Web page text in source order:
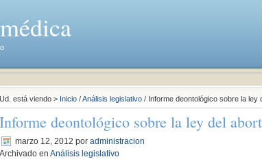
Ud. está viendo > Inicio /Análisis legislativo / Informe deontológico sobre la ley
Informe deontológico sobre la ley del
marzo 12, 2012 por administracion
Archivado en Análisis legislativo